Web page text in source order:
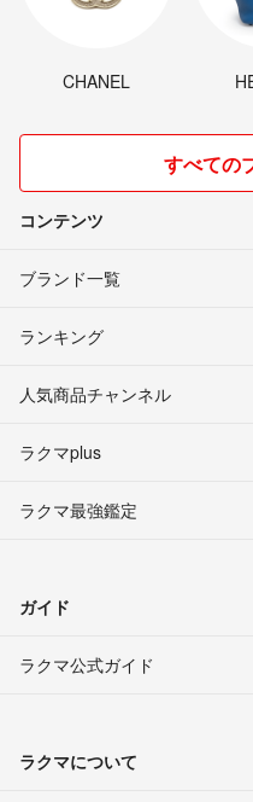
CHANEL
すべての
コンテンツ
ブランド一覧
ランキング
人気商品チャンネル
ラクマplus
ラクマ最強鑑定
ガイド
ラクマ公式ガイド
ラクマについて